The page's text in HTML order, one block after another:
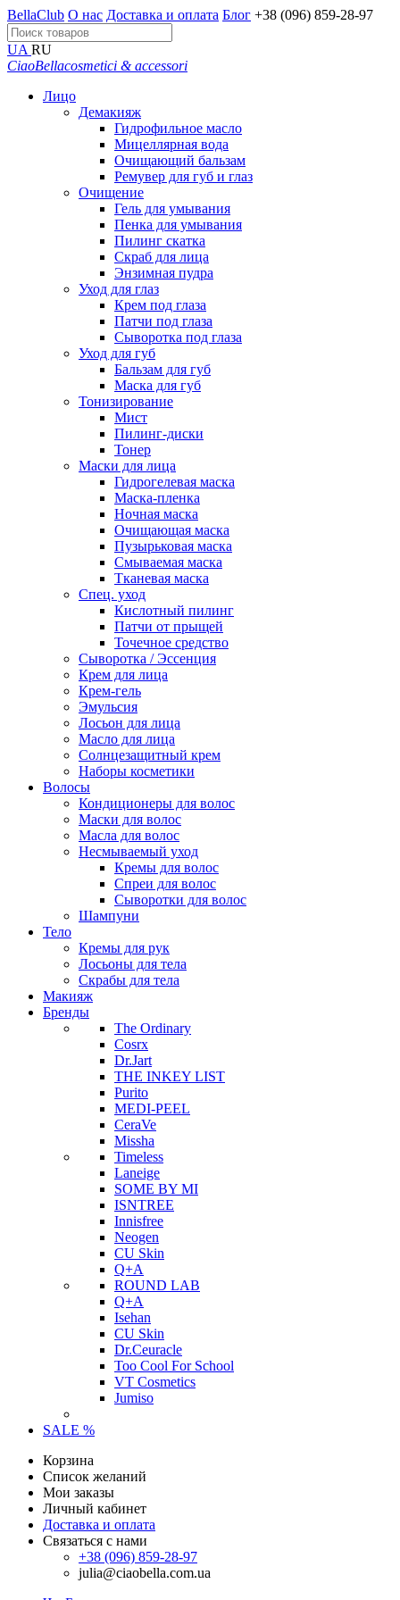
BellaClub О нас Доставка и оплата Блог +38 (096) 859-28-97
UA RU
CiaoBellacosmetici & accessori
Лицо
Демакияж
Гидрофильное масло
Мицеллярная вода
Очищающий бальзам
Ремувер для губ и глаз
Очищение
Гель для умывания
Пенка для умывания
Пилинг скатка
Скраб для лица
Энзимная пудра
Уход для глаз
Крем под глаза
Патчи под глаза
Сыворотка под глаза
Уход для губ
Бальзам для губ
Маска для губ
Тонизирование
Мист
Пилинг-диски
Тонер
Маски для лица
Гидрогелевая маска
Маска-пленка
Ночная маска
Очищающая маска
Пузырьковая маска
Смываемая маска
Тканевая маска
Спец. уход
Кислотный пилинг
Патчи от прыщей
Точечное средство
Сыворотка / Эссенция
Крем для лица
Крем-гель
Эмульсия
Лосьон для лица
Масло для лица
Солнцезащитный крем
Наборы косметики
Волосы
Кондиционеры для волос
Маски для волос
Масла для волос
Несмываемый уход
Кремы для волос
Спреи для волос
Сыворотки для волос
Шампуни
Тело
Кремы для рук
Лосьоны для тела
Скрабы для тела
Макияж
Бренды
The Ordinary
Cosrx
Dr.Jart
THE INKEY LIST
Purito
MEDI-PEEL
CeraVe
Missha
Timeless
Laneige
SOME BY MI
ISNTREE
Innisfree
Neogen
CU Skin
Q+A
ROUND LAB
Q+A
Isehan
CU Skin
Dr.Ceuracle
Too Cool For School
VT Cosmetics
Jumiso
SALE %
Корзина
Список желаний
Мои заказы
Личный кабинет
Доставка и оплата
Связаться с нами
+38 (096) 859-28-97
julia@ciaobella.com.ua